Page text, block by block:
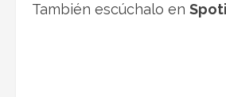
También escúchalo en